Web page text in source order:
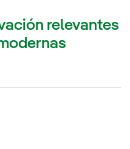
relevantes